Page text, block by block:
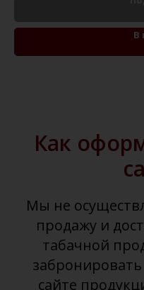
В
Как
Мы не
продажу и
табачной
сайте